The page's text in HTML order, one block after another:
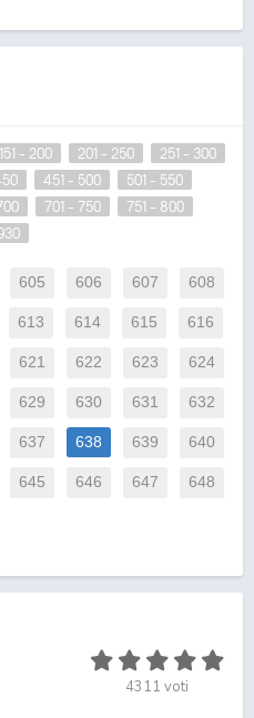
151 - 200 201 - 250
251 - 300
451 - 500
501 - 550
701 - 750
751 - 800
605 606 607 608
613 614 615 616
621 622 623 624
629 630 631 632
637 638 639 640
645 646 647 648
4311 voti